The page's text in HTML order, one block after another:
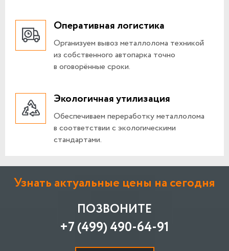
Оперативная логистика
Организуем вывоз металлолома техникой
из собственного автопарка точно
в оговорённые сроки.
Экологичная утилизация
Обеспечиваем переработку металлолома
в соответствии с экологическими
стандартами.
Узнать актуальные цены на сегодня
ПОЗВОНИТЕ
+7 (499) 490-64-91